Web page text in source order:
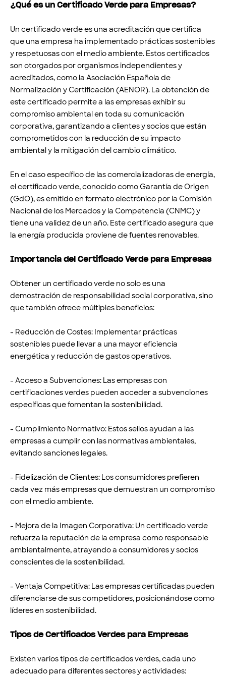
¿Qué es un Certificado Verde para Empresas?
Un certificado verde es una acreditación que certifica
que una empresa ha implementado prácticas sostenibles
y respetuosas con el medio ambiente. Estos certificados
son otorgados por organismos independientes y
acreditados, como la Asociación Española de
Normalización y Certificación (AENOR). La obtención de
este certificado permite a las empresas exhibir su
compromiso ambiental en toda su comunicación
corporativa, garantizando a clientes y socios que están
comprometidos con la reducción de su impacto
ambiental y la mitigación del cambio climático.
En el caso específico de las comercializadoras de energía,
el certificado verde, conocido como Garantía de Origen
(GdO), es emitido en formato electrónico por la Comisión
Nacional de los Mercados y la Competencia (CNMC) y
tiene una validez de un año. Este certificado asegura que
la energía producida proviene de fuentes renovables.
Importancia del Certificado Verde para Empresas
Obtener un certificado verde no solo es una
demostración de responsabilidad social corporativa, sino
que también ofrece múltiples beneficios:
- Reducción de Costes: Implementar prácticas
sostenibles puede llevar a una mayor eficiencia
energética y reducción de gastos operativos.
- Acceso a Subvenciones: Las empresas con
certificaciones verdes pueden acceder a subvenciones
específicas que fomentan la sostenibilidad.
- Cumplimiento Normativo: Estos sellos ayudan a las
empresas a cumplir con las normativas ambientales,
evitando sanciones legales.
- Fidelización de Clientes: Los consumidores prefieren
cada vez más empresas que demuestran un compromiso
con el medio ambiente.
- Mejora de la Imagen Corporativa: Un certificado verde
refuerza la reputación de la empresa como responsable
ambientalmente, atrayendo a consumidores y socios
conscientes de la sostenibilidad.
- Ventaja Competitiva: Las empresas certificadas pueden
diferenciarse de sus competidores, posicionándose como
líderes en sostenibilidad.
Tipos de Certificados Verdes para Empresas
Existen varios tipos de certificados verdes, cada uno
adecuado para diferentes sectores y actividades: